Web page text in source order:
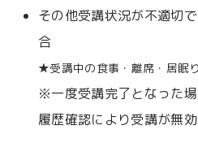
その他受講状況が不適切
合
★受講中の食事・離席・居眠
※一度受講完了となった
履歴確認により受講が無